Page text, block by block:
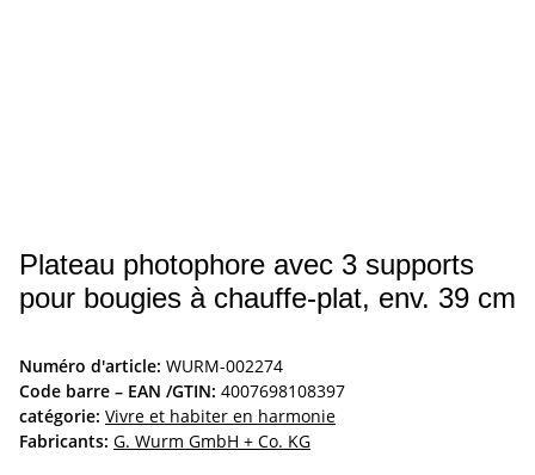
Plateau photophore avec 3 supports
pour bougies à chauffe-plat, env. 39 cm
Numéro d'article: WURM-002274
Code barre – EAN /GTIN: 4007698108397
catégorie: Vivre et habiter en harmonie
Fabricants: G. Wurm GmbH + Co. KG